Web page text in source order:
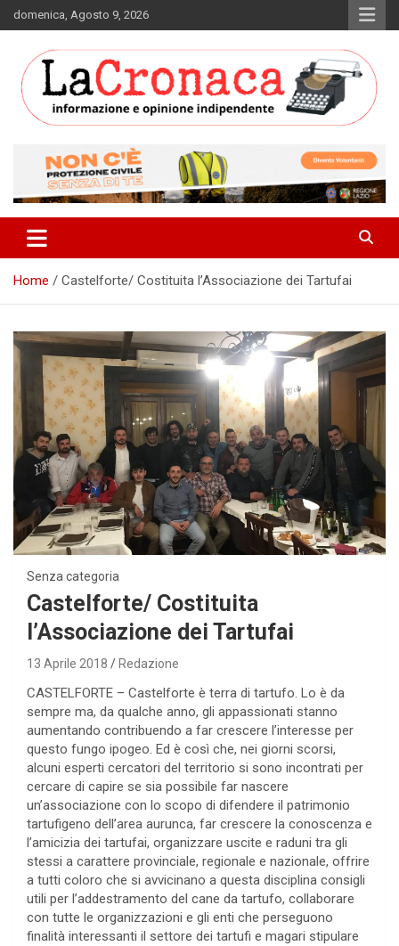
Skip
to
domenica, Agosto 9, 2026
La Cronaca Quotidiano
Home Castelforte/ Costituita l’Associazione dei Tartufai
Senza categoria
Castelforte/ Costituita
l’Associazione dei Tartufai
13 Aprile 2018 Redazione
CASTELFORTE – Castelforte è terra di tartufo. Lo è da
sempre ma, da qualche anno, gli appassionati stanno
aumentando contribuendo a far crescere l’interesse per
questo fungo ipogeo. Ed è così che, nei giorni scorsi,
alcuni esperti cercatori del territorio si sono incontrati per
cercare di capire se sia possibile far nascere
un’associazione con lo scopo di difendere il patrimonio
tartufigeno dell’area aurunca, far crescere la conoscenza e
l’amicizia dei tartufai, organizzare uscite e raduni tra gli
stessi a carattere provinciale, regionale e nazionale, offrire
a tutti coloro che si avvicinano a questa disciplina consigli
utili per l’addestramento del cane da tartufo, collaborare
con tutte le organizzazioni e gli enti che perseguono
finalità interessanti il settore dei tartufi e magari stipulare